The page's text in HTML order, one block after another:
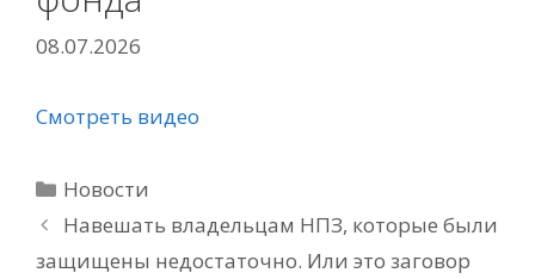
08.07.2026
Смотреть видео
Рубрики
Новости
Навешать владельцам НПЗ, которые были
защищены недостаточно. Или это заговор